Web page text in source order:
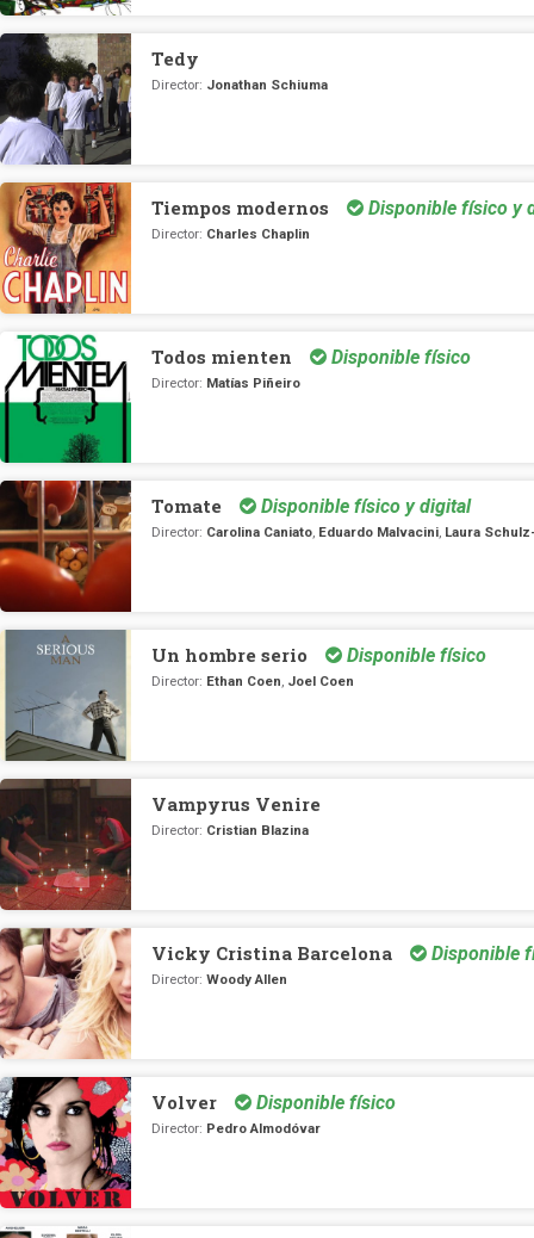
Tedy
Director: Jonathan Schiuma
Tiempos modernos Disponible físico y
Director: Charles Chaplin
Todos mienten Disponible físico
Director: Matías Piñeiro
Tomate Disponible físico y digital
Director: Carolina Caniato, Eduardo Malvacini, Laura
Un hombre serio Disponible físico
Director: Ethan Coen, Joel Coen
Vampyrus Venire
Director: Cristian Blazina
Vicky Cristina Barcelona Disponible
Director:Woody Allen
Volver Disponible físico
Director: Pedro Almodóvar